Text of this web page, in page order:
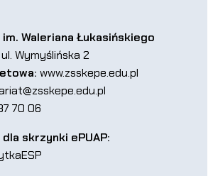
im. Waleriana Łukasińskiego
Wymyślińska 2
www.zsskepe.edu.pl
70 06
skrzynki ePUAP: